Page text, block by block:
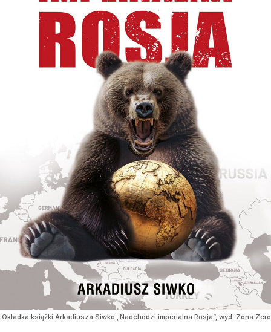
Okładka książki Arkadiusza Siwko „Nadchodzi imperialna Rosja”, wyd. Zona Zero